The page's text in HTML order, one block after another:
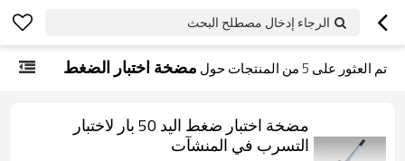
الرجاء إدخال مصطلح البحث
تم العثور على 5من المنتجات حول مضخة اختبار الضغط
مضخة اختبار ضغط اليد 50 بار لاختبار
التسرب في المنشآت